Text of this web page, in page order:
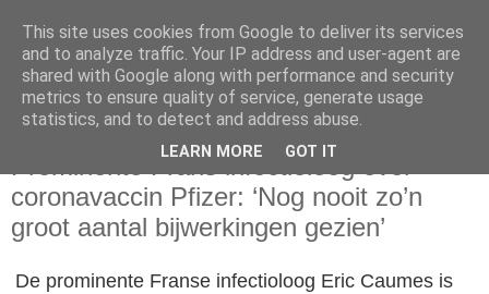
dinsdag 15 december 2020
Prominente Frans infectioloog over
coronavaccin Pfizer: ‘Nog nooit zo’n
groot aantal bijwerkingen gezien’
De prominente Franse infectioloog Eric Caumes is
This site uses cookies from Google to deliver its services
and to analyze traffic. Your IP address and user-agent are
shared with Google along with performance and security
metrics to ensure quality of service, generate usage
statistics, and to detect and address abuse.
LEARN MORE GOT IT